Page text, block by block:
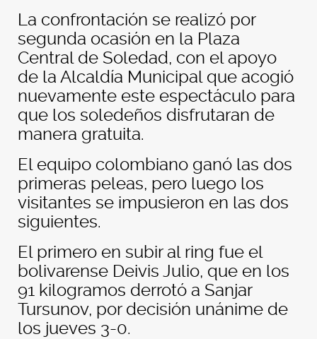
La confrontación se realizó por
segunda ocasión en la Plaza
Central de Soledad, con el apoyo
de la Alcaldía Municipal que acogió
nuevamente este espectáculo para
que los soledeños disfrutaran de
manera gratuita.
El equipo colombiano ganó las dos
primeras peleas, pero luego los
visitantes se impusieron en las dos
siguientes.
El primero en subir al ring fue el
bolivarense Deivis Julio, que en los
91 kilogramos derrotó a Sanjar
Tursunov, por decisión unánime de
los jueves 3-0.